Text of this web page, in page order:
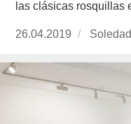
las clásicas rosquillas
Publicado
26.04.2019
https://